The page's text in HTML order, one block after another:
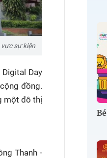
sự kiện
Day
đồng.
một đô thị
Thanh -